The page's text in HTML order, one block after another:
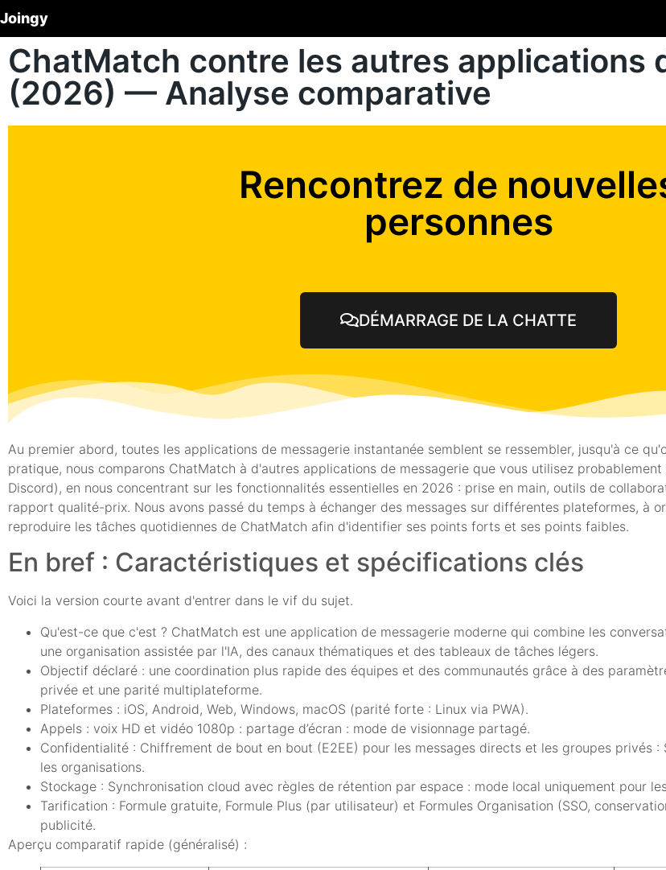
Joingy
ChatMatch contre les autres applications
(2026) — Analyse comparative
Rencontrez de
personnes
DÉMARRAGE DE LA CHATTE
Au premier abord, toutes les applications de messagerie instantanée semblent se ressembler, jusqu'à ce
pratique, nous comparons ChatMatch à d'autres applications de messagerie que vous utilisez
Discord), en nous concentrant sur les fonctionnalités essentielles en 2026 : prise en main, outils de
rapport qualité-prix. Nous avons passé du temps à échanger des messages sur différentes plateformes, à
reproduire les tâches quotidiennes de ChatMatch afin d'identifier ses points forts et ses points faibles.
En bref : Caractéristiques et spécifications clés
Voici la version courte avant d'entrer dans le vif du sujet.
Qu'est-ce que c'est ? ChatMatch est une application de messagerie moderne qui combine les
une organisation assistée par l'IA, des canaux thématiques et des tableaux de tâches légers.
Objectif déclaré : une coordination plus rapide des équipes et des communautés grâce à des
privée et une parité multiplateforme.
Plateformes : iOS, Android, Web, Windows, macOS (parité forte : Linux via PWA).
Appels : voix HD et vidéo 1080p : partage d’écran : mode de visionnage partagé.
Confidentialité : Chiffrement de bout en bout (E2EE) pour les messages directs et les groupes privés
les organisations.
Stockage : Synchronisation cloud avec règles de rétention par espace : mode local uniquement pour
Tarification : Formule gratuite, Formule Plus (par utilisateur) et Formules Organisation (SSO,
publicité.
Aperçu comparatif rapide (généralisé) :